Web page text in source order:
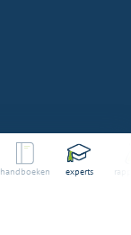
handboeken experts